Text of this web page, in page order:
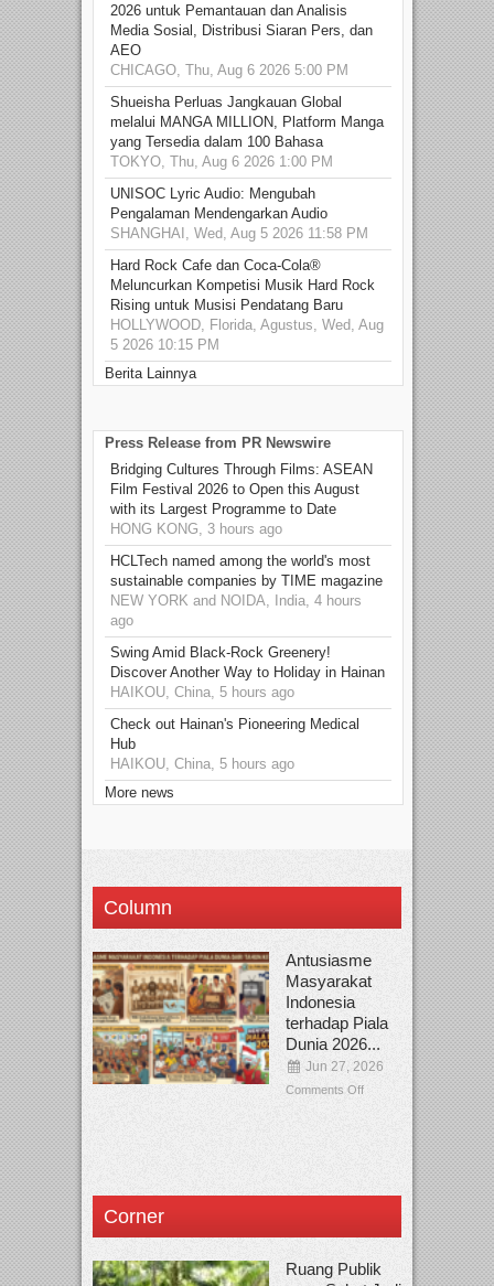
2026 untuk Pemantauan dan Analisis
Media Sosial, Distribusi Siaran Pers, dan
AEO
CHICAGO, Thu, Aug 6 2026 5:00 PM
Shueisha Perluas Jangkauan Global
melalui MANGA MILLION, Platform Manga
yang Tersedia dalam 100 Bahasa
TOKYO, Thu, Aug 6 2026 1:00 PM
UNISOC Lyric Audio: Mengubah
Pengalaman Mendengarkan Audio
SHANGHAI, Wed, Aug 5 2026 11:58 PM
Hard Rock Cafe dan Coca-Cola®
Meluncurkan Kompetisi Musik Hard Rock
Rising untuk Musisi Pendatang Baru
HOLLYWOOD, Florida, Agustus, Wed, Aug
5 2026 10:15 PM
Berita Lainnya
Press Release from PR Newswire
Bridging Cultures Through Films: ASEAN
Film Festival 2026 to Open this August
with its Largest Programme to Date
HONG KONG, 3 hours ago
HCLTech named among the world's most
sustainable companies by TIME magazine
NEW YORK and NOIDA, India, 4 hours
ago
Swing Amid Black‑Rock Greenery!
Discover Another Way to Holiday in Hainan
HAIKOU, China, 5 hours ago
Check out Hainan's Pioneering Medical
Hub
HAIKOU, China, 5 hours ago
More news
Column
Antusiasme
Masyarakat
Indonesia
terhadap Piala
Dunia 2026...
Jun 27, 2026
Comments Off
Corner
Ruang Publik